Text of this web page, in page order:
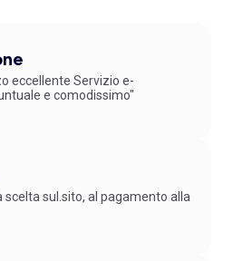
eccellente Servizio e-
e comodissimo"
sul.sito, al pagamento alla